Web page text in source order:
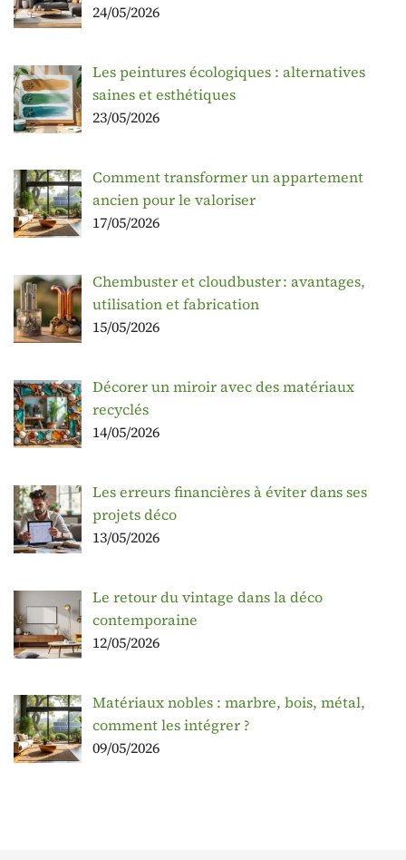
24/05/2026
Les peintures écologiques : alternatives
saines et esthétiques
23/05/2026
Comment transformer un appartement
ancien pour le valoriser
17/05/2026
Chembuster et cloudbuster : avantages,
utilisation et fabrication
15/05/2026
Décorer un miroir avec des matériaux
recyclés
14/05/2026
Les erreurs financières à éviter dans ses
projets déco
13/05/2026
Le retour du vintage dans la déco
contemporaine
12/05/2026
Matériaux nobles : marbre, bois, métal,
comment les intégrer ?
09/05/2026